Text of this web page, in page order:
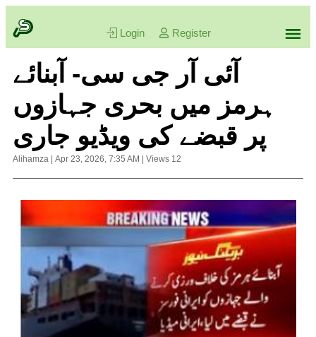
Login Register
آئی آر جی سی- آبنائے
ہرمز میں بحری جہازوں
پر قبضے کی ویڈیو جاری
Alihamza Apr 23, 2026, 7:35 AM Views 12